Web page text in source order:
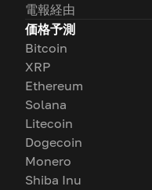
電報経由
価格予測
Bitcoin
XRP
Ethereum
Solana
Litecoin
Dogecoin
Monero
Shiba Inu